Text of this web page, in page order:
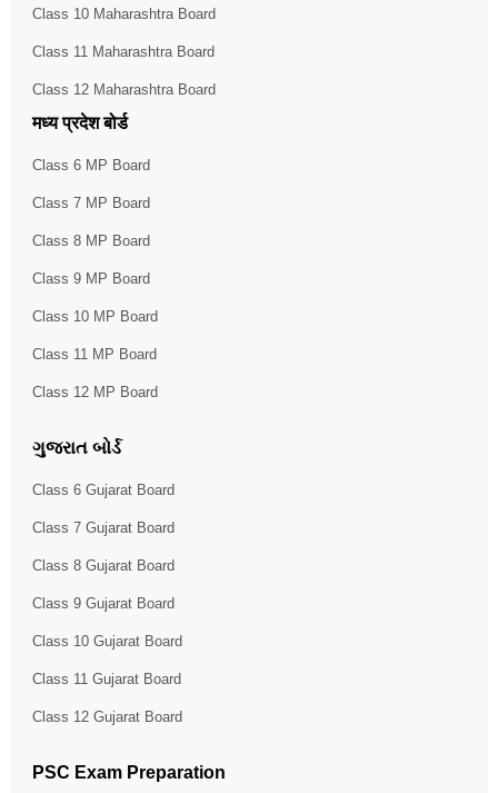
Class 10 Maharashtra Board
Class 11 Maharashtra Board
Class 12 Maharashtra Board
मध्य प्रदेश बोर्ड
Class 6 MP Board
Class 7 MP Board
Class 8 MP Board
Class 9 MP Board
Class 10 MP Board
Class 11 MP Board
Class 12 MP Board
ગુજરાત બોર્ડ
Class 6 Gujarat Board
Class 7 Gujarat Board
Class 8 Gujarat Board
Class 9 Gujarat Board
Class 10 Gujarat Board
Class 11 Gujarat Board
Class 12 Gujarat Board
PSC Exam Preparation